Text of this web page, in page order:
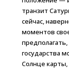
транзит
сейчас,
моментов
государства
Солнце карты,